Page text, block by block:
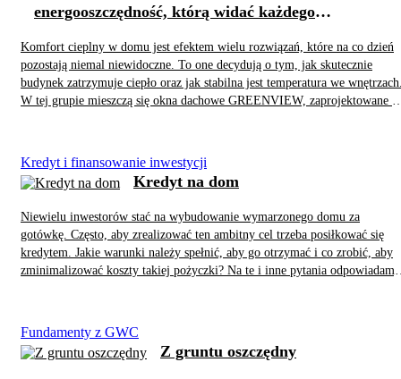
Komfort cieplny w domu jest efektem wielu rozwiązań, które na co dzień
pozostają niemal niewidoczne. To one decydują o tym, jak skutecznie
budynek zatrzymuje ciepło oraz jak stabilna jest temperatura we
W tej grupie mieszczą się okna dachowe GREENVIEW, zaprojektowane z
pakiet P50 o grubości 44 mm. Zastosowanie trzech szyb, przestrzeni
międzyszybowych wypełnionych argonem oraz powłok niskoemisyjnych
pozwala ograniczyć straty ciepła w sezonie grzewczym oraz stabilizować
chłodzenia może pracować z mniejszym obciążeniem, co przekłada się na
niższe zużycie energii.
energooszczędność, którą widać każdego
Kredyt i finansowanie inwestycji
Niewielu inwestorów stać na wybudowanie wymarzonego domu za
gotówkę. Często, aby zrealizować ten ambitny cel trzeba posiłkować się
kredytem. Jakie warunki należy spełnić, aby go otrzymać i co zrobić, aby
zminimalizować koszty takiej pożyczki? Na te i inne pytania odpowiadamy
Kredyt na dom
Fundamenty z GWC
Z gruntu oszczędny